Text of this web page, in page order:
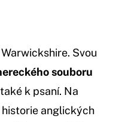
Svou
souboru
k psaní. Na
historie anglických